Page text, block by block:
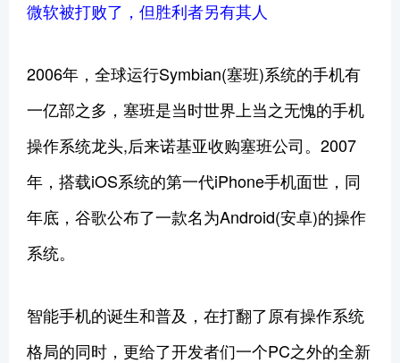
微软被打败了，但胜利者另有其人
2006年，全球运行Symbian(塞班)系统的手机有
一亿部之多，塞班是当时世界上当之无愧的手机
操作系统龙头,后来诺基亚收购塞班公司。2007
年，搭载iOS系统的第一代iPhone手机面世，同
年底，谷歌公布了一款名为Android(安卓)的操作
系统。
智能手机的诞生和普及，在打翻了原有操作系统
格局的同时，更给了开发者们一个PC之外的全新